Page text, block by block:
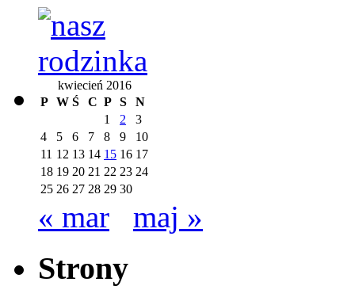
kwiecień 2016
P W Ś C P S
N
1
2
3
4
5 6 7 8 9
10
11 12 13 14 15 16 17
18 19 20 21 22 23 24
25 26 27 28 29 30
« mar maj »
Strony